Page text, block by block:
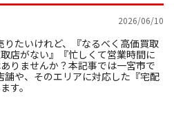
2026/06/10
たいけれど、『なるべく高価買取
店がない』『忙しくて営業時間に
りませんか？本記事では一宮市で
や、そのエリアに対応した『宅配
す。